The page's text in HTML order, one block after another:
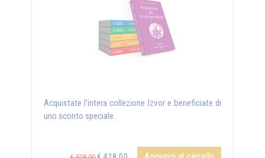
Acquistate l'intera collezione Izvor e beneficiate di
uno sconto speciale.